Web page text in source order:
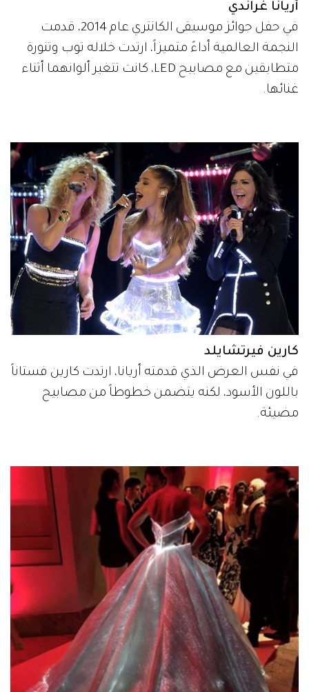
أريانا غراندي
في حفل جوائز موسيقى الكانتري عام 2014، قدمت
النجمة العالمية أداءً متميزاً، ارتدت خلاله توب وتنورة
متطابقين مع مصابيح LED، كانت تتغير ألوانهما أثناء
غنائها.
كارين فيرتشايلد
في نفس العرض الذي قدمته أريانا، ارتدت كارين فستاناً
باللون الأسود، لكنه يتضمن خطوطاً من مصابيح
مضيئة.